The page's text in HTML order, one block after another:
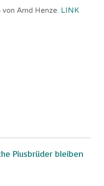
von Arnd Henze. LINK
Piusbrüder bleiben